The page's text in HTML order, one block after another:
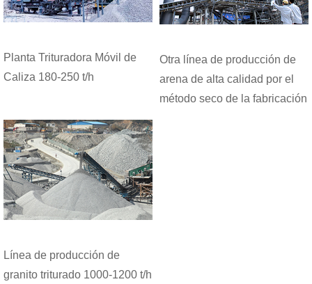
Planta Trituradora Móvil de
Caliza 180-250 t/h
Otra línea de producción de
arena de alta calidad por el
método seco de la fabricación
Línea de producción de
granito triturado 1000-1200 t/h